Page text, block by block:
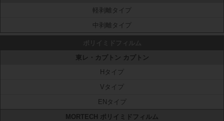
軽剥離タイプ
中剥離タイプ
東レ・カプトン カプトン
Hタイプ
Vタイプ
ENタイプ
MORTECH ポリイミドフィルム